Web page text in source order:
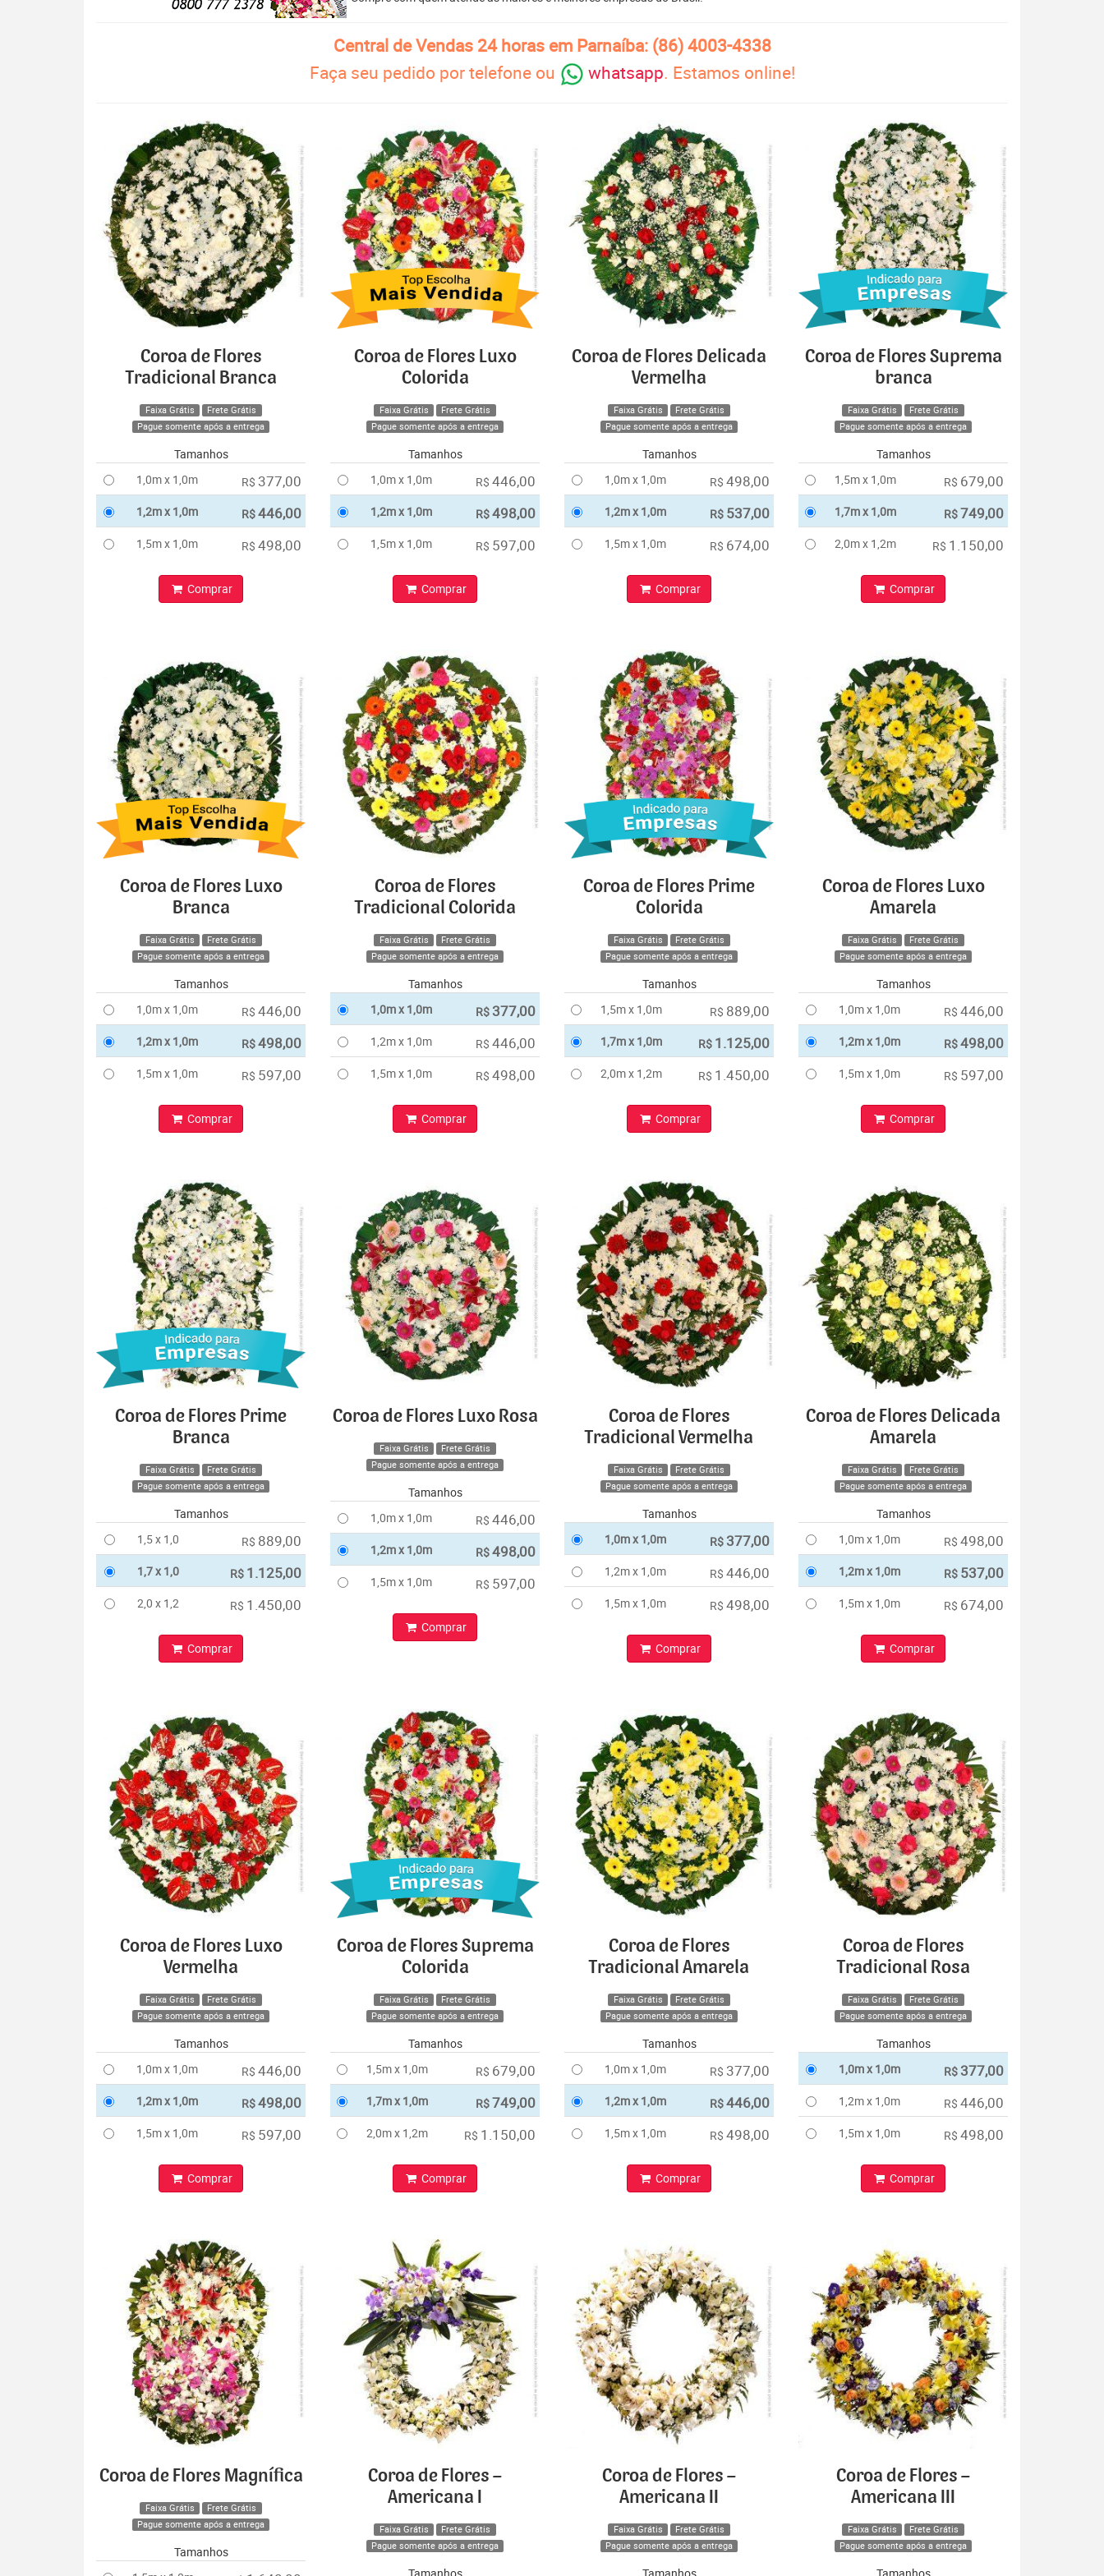
Central de Vendas 24 horas em Parnaíba: (86) 4003-4338
Faça seu pedido por telefone ou
whatsapp. Estamos online!
Coroa de Flores
Tradicional Branca
Faixa Grátis
Frete Grátis
Pague somente após a entrega
Tamanhos
1,0m x 1,0m
R$ 377,00
1,2m x 1,0m R$446,00
1,5m x 1,0m R$ 498,00
Comprar
Coroa de Flores Luxo
Colorida
Faixa Grátis
Frete Grátis
Pague somente após a entrega
Tamanhos
1,0m x 1,0m
R$ 446,00
1,2m x 1,0m R$498,00
1,5m x 1,0m R$ 597,00
Comprar
Coroa de Flores Delicada
Vermelha
Faixa Grátis
Frete Grátis
Pague somente após a entrega
Tamanhos
1,0m x 1,0m
R$ 498,00
1,2m x 1,0m R$ 537,00
1,5m x 1,0m R$ 674,00
Comprar
Coroa de Flores Suprema
branca
Faixa Grátis
Frete Grátis
Pague somente após a entrega
Tamanhos
1,5m x 1,0m
R$ 679,00
1,7m x 1,0m R$749,00
2,0m x 1,2m R$ 1.150,00
Comprar
Coroa de Flores Luxo
Branca
Faixa Grátis
Frete Grátis
Pague somente após a entrega
Tamanhos
1,0m x 1,0m
R$ 446,00
1,2m x 1,0m R$498,00
1,5m x 1,0m R$ 597,00
Comprar
Coroa de Flores
Tradicional Colorida
Faixa Grátis
Frete Grátis
Pague somente após a entrega
Tamanhos
1,0m x 1,0m
R$ 377,00
1,2m x 1,0m R$ 446,00
1,5m x 1,0m R$ 498,00
Comprar
Coroa de Flores Prime
Colorida
Faixa Grátis
Frete Grátis
Pague somente após a entrega
Tamanhos
1,5m x 1,0m
R$ 889,00
1,7m x 1,0m R$ 1.125,00
2,0m x 1,2m R$ 1.450,00
Comprar
Coroa de Flores Luxo
Amarela
Faixa Grátis
Frete Grátis
Pague somente após a entrega
Tamanhos
1,0m x 1,0m
R$ 446,00
1,2m x 1,0m R$498,00
1,5m x 1,0m R$ 597,00
Comprar
Coroa de Flores Prime
Branca
Faixa Grátis
Frete Grátis
Pague somente após a entrega
Tamanhos
1,5 x 1,0
R$ 889,00
1,7 x 1,0 R$ 1.125,00
2,0 x 1,2 R$ 1.450,00
Comprar
Coroa de Flores Luxo Rosa
Faixa Grátis
Frete Grátis
Pague somente após a entrega
Tamanhos
1,0m x 1,0m
R$ 446,00
1,2m x 1,0m R$498,00
1,5m x 1,0m R$ 597,00
Comprar
Coroa de Flores
Tradicional Vermelha
Faixa Grátis
Frete Grátis
Pague somente após a entrega
Tamanhos
1,0m x 1,0m
R$ 377,00
1,2m x 1,0m R$ 446,00
1,5m x 1,0m R$ 498,00
Comprar
Coroa de Flores Delicada
Amarela
Faixa Grátis
Frete Grátis
Pague somente após a entrega
Tamanhos
1,0m x 1,0m
R$ 498,00
1,2m x 1,0m R$ 537,00
1,5m x 1,0m R$ 674,00
Comprar
Coroa de Flores Luxo
Vermelha
Faixa Grátis
Frete Grátis
Pague somente após a entrega
Tamanhos
1,0m x 1,0m
R$ 446,00
1,2m x 1,0m R$498,00
1,5m x 1,0m R$ 597,00
Comprar
Coroa de Flores Suprema
Colorida
Faixa Grátis
Frete Grátis
Pague somente após a entrega
Tamanhos
1,5m x 1,0m
R$ 679,00
1,7m x 1,0m R$749,00
2,0m x 1,2m R$ 1.150,00
Comprar
Coroa de Flores
Tradicional Amarela
Faixa Grátis
Frete Grátis
Pague somente após a entrega
Tamanhos
1,0m x 1,0m
R$ 377,00
1,2m x 1,0m R$446,00
1,5m x 1,0m R$ 498,00
Comprar
Coroa de Flores
Tradicional Rosa
Faixa Grátis
Frete Grátis
Pague somente após a entrega
Tamanhos
1,0m x 1,0m
R$ 377,00
1,2m x 1,0m R$ 446,00
1,5m x 1,0m R$ 498,00
Comprar
Coroa de Flores Magnífica
Faixa Grátis
Frete Grátis
Pague somente após a entrega
Tamanhos
Coroa de Flores –
Americana I
Faixa Grátis
Frete Grátis
Pague somente após a entrega
Coroa de Flores –
Americana II
Faixa Grátis
Frete Grátis
Pague somente após a entrega
Coroa de Flores –
Americana III
Faixa Grátis
Frete Grátis
Pague somente após a entrega